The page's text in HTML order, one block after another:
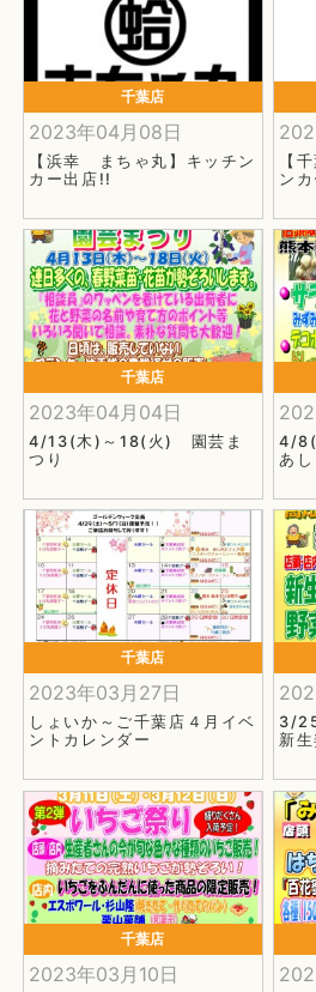
千葉店
2023年04月08日
【浜幸 まちゃ丸】キッチン
カー出店!!
【
ン
千葉店
2023年04月04日
4/13(木)～18(火) 園芸ま
つり
4/
あ
千葉店
2023年03月27日
しょいか～ご千葉店４月イベ
ントカレンダー
3/
新生
千葉店
2023年03月10日